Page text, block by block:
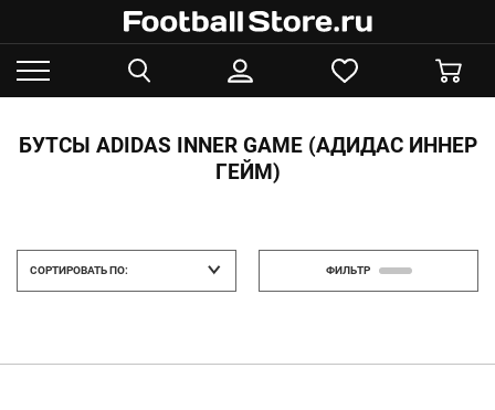
БУТСЫ ADIDAS INNER GAME (АДИДАС ИННЕР
ГЕЙМ)
СОРТИРОВАТЬ ПО: ФИЛЬТР